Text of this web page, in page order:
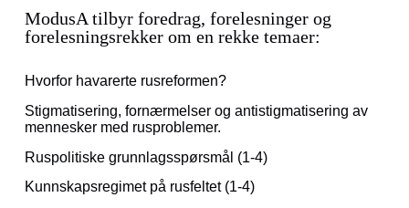
ModusA tilbyr foredrag, forelesninger og
forelesningsrekker om en rekke temaer:
Hvorfor havarerte rusreformen?
Stigmatisering, fornærmelser og antistigmatisering av
mennesker med rusproblemer.
Ruspolitiske grunnlagsspørsmål (1-4)
Kunnskapsregimet på rusfeltet (1-4)